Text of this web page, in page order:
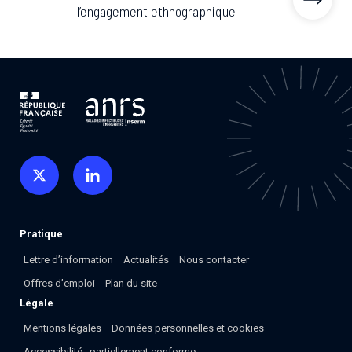
Associations de patient.e.s
Retrouvez toutes les cellules Émergence, actives ou
l’engagement ethnographique
Pratique
Lettre d’information Actualités
Nous contacter
Offres d’emploi
Plan du site
Légale
Mentions légales
Données personnelles et cookies